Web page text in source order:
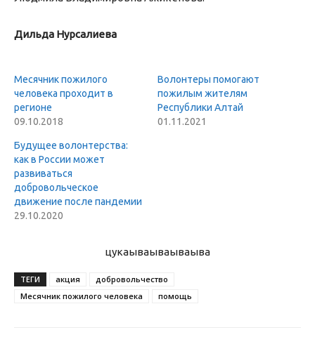
Дильда Нурсалиева
Месячник пожилого
человека проходит в
регионе
09.10.2018
Волонтеры помогают
пожилым жителям
Республики Алтай
01.11.2021
Будущее волонтерства:
как в России может
развиваться
добровольческое
движение после пандемии
29.10.2020
цукаываываываыва
ТЕГИ акция
добровольчество
Месячник пожилого человека
помощь